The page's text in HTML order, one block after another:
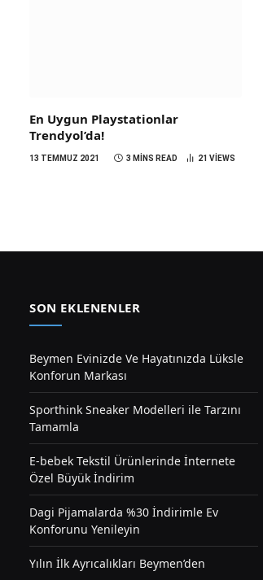
En Uygun Playstationlar
Trendyol’da!
13 TEMMUZ 2021 3 MINS READ 21 VIEWS
SON EKLENENLER
Beymen Evinizde Ve Hayatınızda Lüksle
Konforun Markası
Sporthink Sneaker Modelleri ile Tarzını
Tamamla
E-bebek Tekstil Ürünlerinde İnternete
Özel Büyük İndirim
Dagi Pijamalarda %30 İndirimle Ev
Konforunu Yenileyin
Yılın İlk Ayrıcalıkları Beymen’den